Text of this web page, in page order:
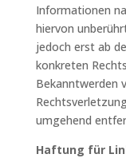
Informationen
hiervon
jedoch erst ab
konkreten
Bekanntwerden
umgehend
Haftung für